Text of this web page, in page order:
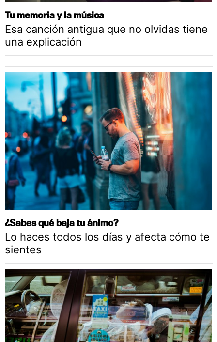
Tu memoria y la música
Esa canción antigua que no olvidas tiene
una explicación
¿Sabes qué baja tu ánimo?
Lo haces todos los días y afecta cómo te
sientes